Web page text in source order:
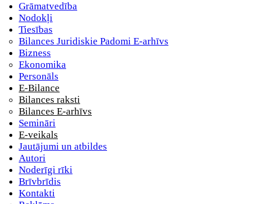
Grāmatvedība
Nodokļi
Tiesības
Bilances Juridiskie Padomi E-arhīvs
Bizness
Ekonomika
Personāls
E-Bilance
Bilances raksti
Bilances E-arhīvs
Semināri
E-veikals
Jautājumi un atbildes
Autori
Noderīgi rīki
Brīvbrīdis
Kontakti